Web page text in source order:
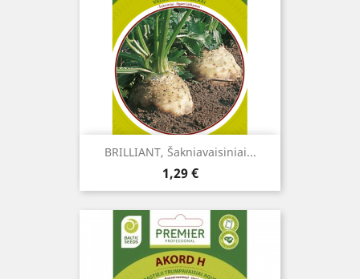
BRILLIANT, Šakniavaisiniai...
Kaina
1,29 €